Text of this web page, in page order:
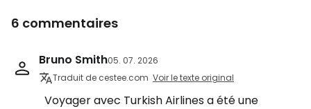
6 commentaires
Bruno Smith05. 07. 2026
Traduit de cestee.com Voir le texte original
Voyager avec Turkish Airlines a été une